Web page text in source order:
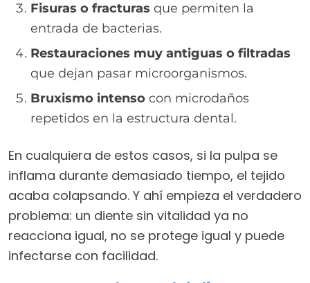
Fisuras o fracturas que permiten la
entrada de bacterias.
Restauraciones muy antiguas o filtradas
que dejan pasar microorganismos.
Bruxismo intenso con microdaños
repetidos en la estructura dental.
En cualquiera de estos casos, si la pulpa se
inflama durante demasiado tiempo, el tejido
acaba colapsando. Y ahí empieza el verdadero
problema: un diente sin vitalidad ya no
reacciona igual, no se protege igual y puede
infectarse con facilidad.